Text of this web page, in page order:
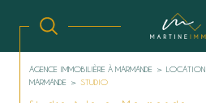
AGENCE IMMOBILIÈRE À MARMANDE LOCATION
MARMANDE
STUDIO